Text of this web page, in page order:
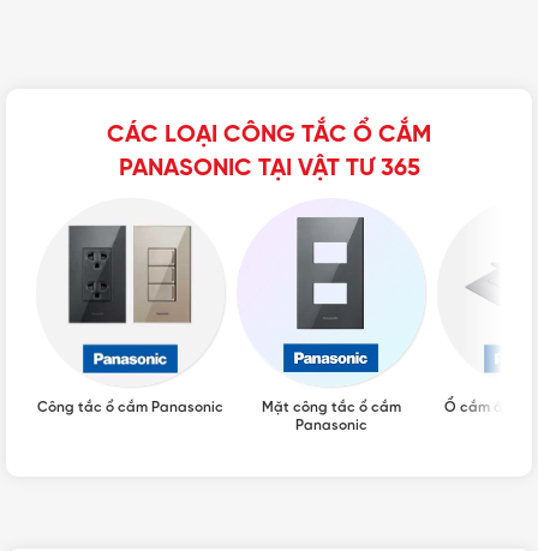
CÁC LOẠI CÔNG TẮC Ổ CẮM
PANASONIC TẠI VẬT TƯ 365
Công tắc ổ cắm Panasonic
Mặt công tắc ổ cắm
Panasonic
Ổ cắm âm